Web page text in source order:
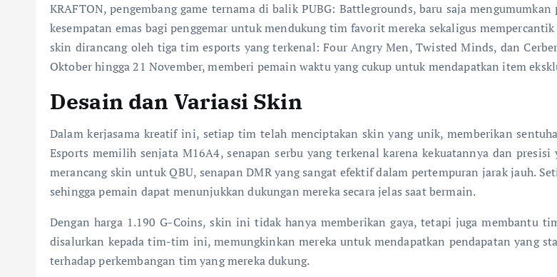
KRAFTON, pengembang game ternama di balik PUBG: Battlegrounds, baru saja
kesempatan emas bagi penggemar untuk mendukung tim favorit mereka sekaligus
skin dirancang oleh tiga tim esports yang terkenal: Four Angry Men, Twisted Minds, dan
Oktober hingga 21 November, memberi pemain waktu yang cukup untuk mendapatkan item
Desain dan Variasi Skin
Dalam kerjasama kreatif ini, setiap tim telah menciptakan skin yang unik, memberikan
Esports memilih senjata M16A4, senapan serbu yang terkenal karena kekuatannya dan
merancang skin untuk QBU, senapan DMR yang sangat efektif dalam pertempuran jarak jauh.
sehingga pemain dapat menunjukkan dukungan mereka secara jelas saat bermain.
Dengan harga 1.190 G-Coins, skin ini tidak hanya memberikan gaya, tetapi juga membantu
disalurkan kepada tim-tim ini, memungkinkan mereka untuk mendapatkan pendapatan yang
terhadap perkembangan tim yang mereka dukung.